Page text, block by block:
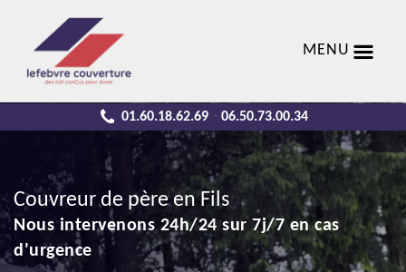
MENU
01.60.18.62.69 - 06.50.73.00.34
Couvreur de père en Fils
Nous intervenons 24h/24 sur 7j/7 en cas
d'urgence